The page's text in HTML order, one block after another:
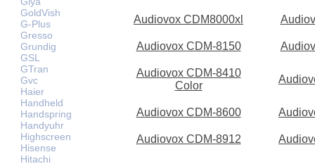
GoldVish
G-Plus
Gresso
Grundig
GSL
GTran
Gvc
Haier
Handheld
Handspring
Handyuhr
Highscreen
Hisense
Hitachi
Audiovox CDM8000xl
Audiovox CDM-8150
Audiovox CDM-8410
Color
Audiovox CDM-8600
Audiovox CDM-8912